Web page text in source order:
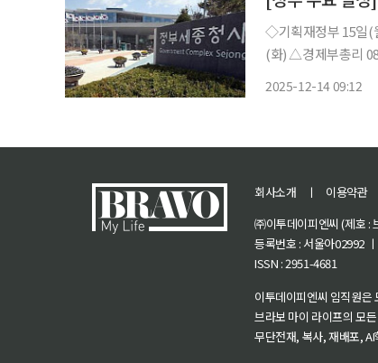
◇기획재정부 15일(월) △정부자산 매각 제도개선(안) △2024년 퇴직연금통계 결과 16일
(화) △경제부총리
2025-12-14 09:12
회사소개 ㅣ 이용약관
㈜이투데이피엔씨 (제호 :
등록번호 : 서울아02992
ISSN : 2951-4681
이투데이피엔씨 임직원은
브라보 마이 라이프의 모
무단전재, 복사, 재배포,